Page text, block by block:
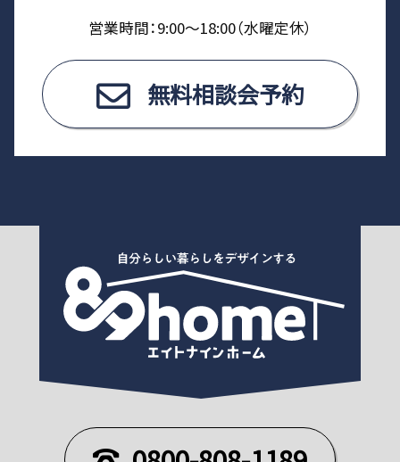
営業時間：9:00〜18:00（⽔曜定休）
無料相談会予約